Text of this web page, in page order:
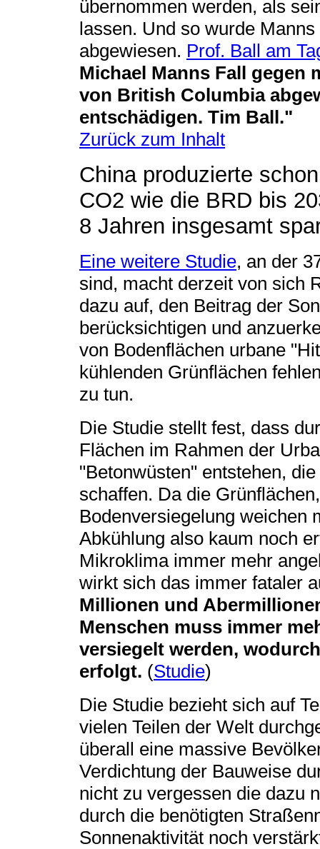
übernommen werden, als
lassen. Und so wurde
abgewiesen. Prof. Ball am
Michael Manns Fall gegen
von British Columbia
entschädigen. Tim Ball."
Zurück zum Inhalt
China produzierte
CO2 wie die BRD bis
8 Jahren insgesamt
Eine weitere Studie, an der
sind, macht derzeit von sich
dazu auf, den Beitrag der
berücksichtigen und
von Bodenflächen urbane
kühlenden Grünflächen
zu tun.
Die Studie stellt fest, dass
Flächen im Rahmen der
"Betonwüsten" entstehen,
schaffen. Da die
Bodenversiegelung weichen
Abkühlung also kaum noch
Mikroklima immer mehr
wirkt sich das immer fataler
Millionen und
Menschen muss immer
versiegelt werden,
erfolgt. (Studie)
Die Studie bezieht sich auf
vielen Teilen der Welt
überall eine massive
Verdichtung der Bauweise
nicht zu vergessen die dazu
durch die benötigten
Sonnenaktivität noch